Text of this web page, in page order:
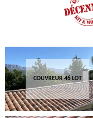
COUVREUR 46 LOT